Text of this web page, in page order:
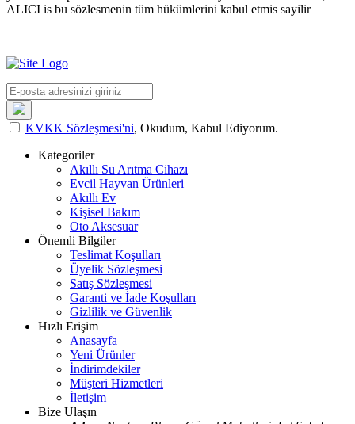
ALICI is bu sözlesmenin tüm hükümlerini kabul etmis sayilir
KVKK Sözleşmesi'ni, Okudum, Kabul Ediyorum.
Kategoriler
Akıllı Su Arıtma Cihazı
Evcil Hayvan Ürünleri
Akıllı Ev
Kişisel Bakım
Oto Aksesuar
Önemli Bilgiler
Teslimat Koşulları
Üyelik Sözleşmesi
Satış Sözleşmesi
Garanti ve İade Koşulları
Gizlilik ve Güvenlik
Hızlı Erişim
Anasayfa
Yeni Ürünler
İndirimdekiler
Müşteri Hizmetleri
İletişim
Bize Ulaşın